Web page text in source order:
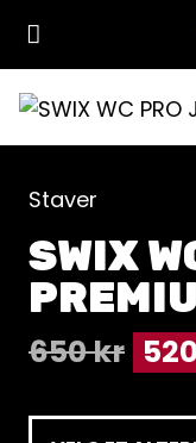
Staver
SWIX
650kr 520